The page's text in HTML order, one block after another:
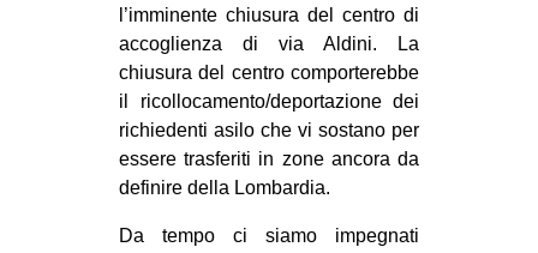
ESTREMO ORIENTE
EUROPA
MEDIO ORIENTE
MONDO
l’imminente chiusura del centro di
accoglienza di via Aldini. La
chiusura del centro comporterebbe
il ricollocamento/deportazione dei
richiedenti asilo che vi sostano per
essere trasferiti in zone ancora da
definire della Lombardia.
Da tempo ci siamo impegnati